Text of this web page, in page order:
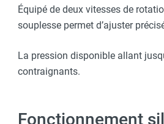
au gaz
à eau chaude ou froide
pompe à chaleur
mobile électrique, fioul et
Équipé de deux vitesses de
souplesse permet d’ajuster
La pression disponible allant
contraignants.
Fonctionnement